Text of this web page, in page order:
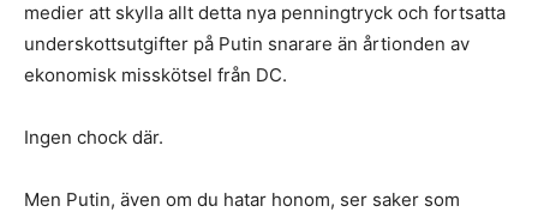
medier att skylla allt detta nya penningtryck och fortsatta
underskottsutgifter på Putin snarare än årtionden av
ekonomisk misskötsel från DC.
Ingen chock där.
Men Putin, även om du hatar honom, ser saker som